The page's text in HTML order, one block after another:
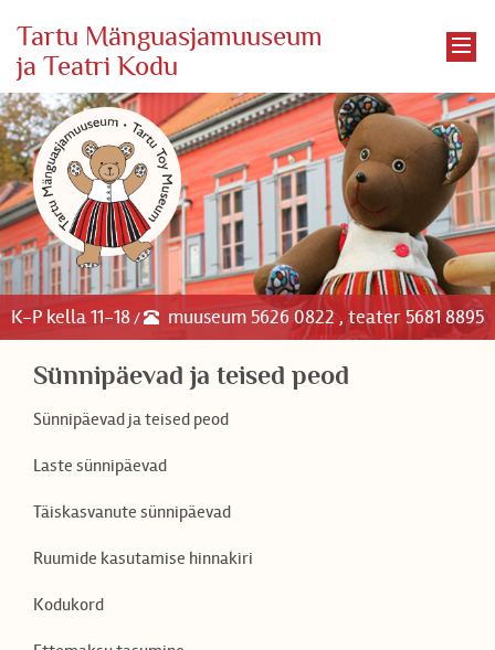
Tartu Mänguasjamuuseum
ja Teatri Kodu
K-P kella 11-18/ muuseum 5626 0822 , teater 5681 8895
Sünnipäevad ja teised peod
Sünnipäevad ja teised peod
Laste sünnipäevad
Täiskasvanute sünnipäevad
Ruumide kasutamise hinnakiri
Kodukord